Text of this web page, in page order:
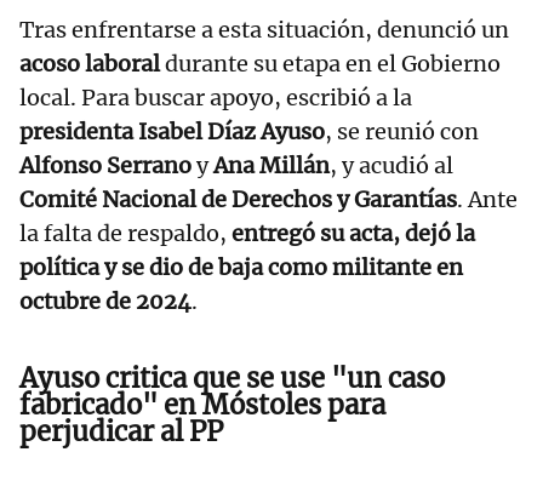
Tras enfrentarse a esta situación, denunció un
acoso laboraldurante su etapa en el Gobierno
local. Para buscar apoyo, escribió a la
presidenta Isabel Díaz Ayuso, se reunió con
Alfonso SerranoyAna Millán, y acudió al
Comité Nacional de Derechos y Garantías. Ante
la falta de respaldo, entregó su acta, dejó la
política y se dio de baja como militante en
octubre de 2024.
Ayuso critica que se use "un caso
fabricado" en Móstoles para
perjudicar al PP